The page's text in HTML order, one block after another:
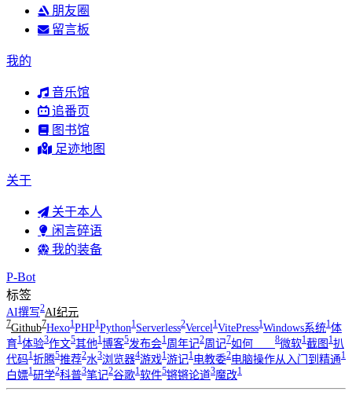
朋友圈
留言板
我的
音乐馆
追番页
图书馆
足迹地图
关于
关于本人
闲言碎语
我的装备
P-Bot
标签
AI撰写2AI纪元
7Github7Hexo1PHP1Python1Serverless2Vercel1VitePress1Windows系统1体
育1体验3作文5其他1博客5发布会1周年记2周记7如何____ 8微软1截图 1扒
代码1折腾5推荐2水3浏览器4游戏1游记1电教委2电脑操作从入门到精通1
白嫖1研学2科普3笔记2谷歌1软件5锵锵论道3魔改1